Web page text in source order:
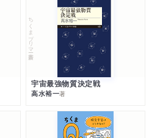
ちくまプリマー新書
宇宙最強物質決定戦
高水裕一著